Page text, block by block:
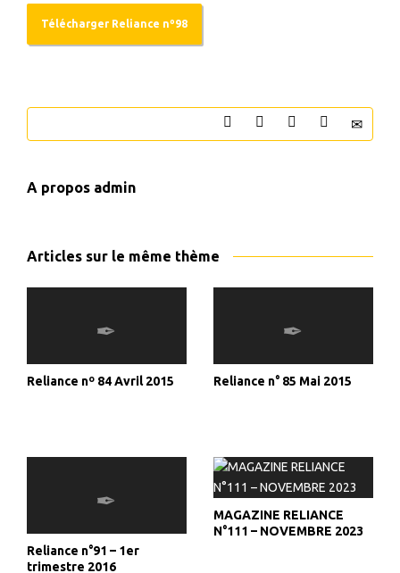
Télécharger Reliance nº98
A propos admin
Articles sur le même thème
Reliance nº 84 Avril 2015 Reliance n° 85 Mai 2015
Reliance n°91 – 1er
trimestre 2016
MAGAZINE RELIANCE
N°111 – NOVEMBRE 2023